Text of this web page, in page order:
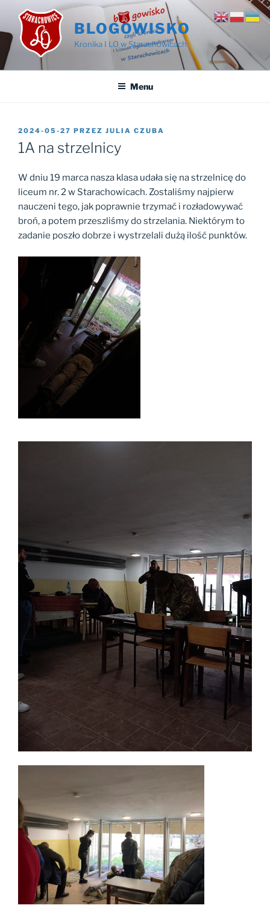
Przejdź
treści
BLOGOWISKO
Kronika I LO w Starachowicach
Menu
OPUBLIKOWANE
W
2024-05-27 PRZEZ JULIA CZUBA
1A na strzelnicy
W dniu 19 marca nasza klasa udała się na strzelnicę do
liceum nr. 2 w Starachowicach. Zostaliśmy najpierw
nauczeni tego, jak poprawnie trzymać i rozładowywać
broń, a potem przeszliśmy do strzelania. Niektórym to
zadanie poszło dobrze i wystrzelali dużą ilość punktów.